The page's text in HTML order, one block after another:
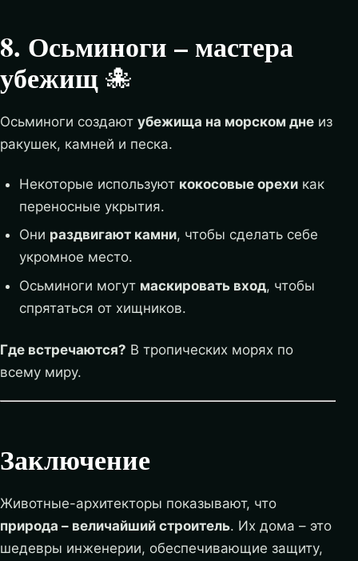
8. Осьминоги – мастера
убежищ🐙
Осьминоги создают убежища на морском дне из
ракушек, камней и песка.
Некоторые используют кокосовые орехикак
переносные укрытия.
Они раздвигают камни, чтобы сделать себе
укромное место.
Осьминоги могут маскировать вход, чтобы
спрятаться от хищников.
Где встречаются? В тропических морях по
всему миру.
Заключение
Животные-архитекторы показывают, что
природа – величайший строитель. Их дома – это
шедевры инженерии, обеспечивающие защиту,